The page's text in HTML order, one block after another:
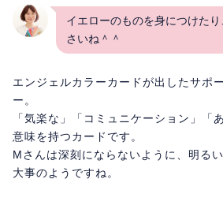
イエローのものを身につけた
さいね＾＾
エンジェルカラーカードが出したサポ
ー。
「気楽な」「コミュニケーション」「
意味を持つカードです。
Mさんは深刻にならないように、明る
大事のようですね。